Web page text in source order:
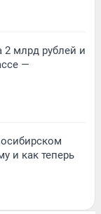
2 млрд рублей и
—
и как теперь